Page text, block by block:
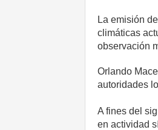
La emisión
climáticas
observación
Orlando
autoridades
A fines del
en actividad